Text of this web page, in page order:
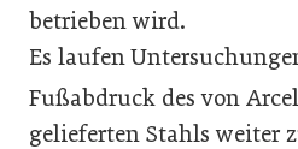
betrieben wird.
Es laufen
Fußabdruck des von
gelieferten Stahls weiter